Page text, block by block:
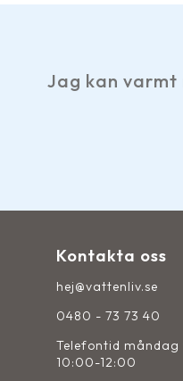
Vattenliv,
Kontakta oss
hej@vattenliv.se
0480 - 73 73 40
Telefontid
10:00-12:00